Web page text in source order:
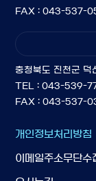
FAX : 043-537-
충청북도 진천군 덕
TEL : 043-539-
FAX : 043-537-
개인정보처리방침
이메일주소무단수